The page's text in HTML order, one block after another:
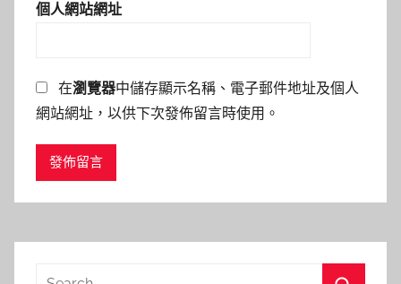
個人網站網址
在瀏覽器中儲存顯示名稱、電子郵件地址及個人
網站網址，以供下次發佈留言時使用。
Search